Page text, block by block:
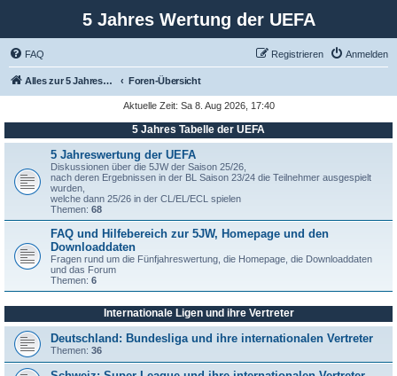
5 Jahres Wertung der UEFA
FAQ Anmelden
Registrieren
Alles zur 5 Jahreswertung / Tabelle der UEFA mit vielen Statistiken. Foren-Übersicht
Aktuelle Zeit: Sa 8. Aug 2026, 17:40
5 Jahres Tabelle der UEFA
5 Jahreswertung der UEFA
Diskussionen über die 5JW der Saison 25/26,
nach deren Ergebnissen in der BL Saison 23/24 die Teilnehmer ausgespielt
wurden,
welche dann 25/26 in der CL/EL/ECL spielen
Themen: 68
FAQ und Hilfebereich zur 5JW, Homepage und den
Downloaddaten
Fragen rund um die Fünfjahreswertung, die Homepage, die Downloaddaten
und das Forum
Themen: 6
Internationale Ligen und ihre Vertreter
Deutschland: Bundesliga und ihre internationalen Vertreter
Themen: 36